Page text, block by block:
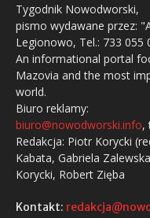
Tygodnik Nowodworski,
pismo wydawane przez:
Legionowo, Tel.: 733 055
An informational portal
Mazovia and the most
world.
Biuro reklamy:
biuro@nowodworski.info,
Redakcja: Piotr Korycki
Kabata, Gabriela
Korycki, Robert Zięba
Kontakt: